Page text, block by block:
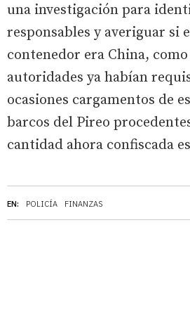
EN: POLICÍA FINANZAS
una investigación para
responsables y averiguar si
contenedor era China, como
autoridades ya habían
ocasiones cargamentos de
barcos del Pireo
cantidad ahora confiscada